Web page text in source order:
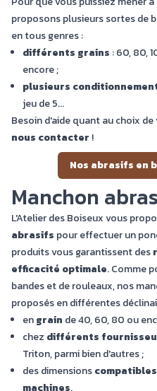
proposons plusieurs sortes de
en tous genres :
différents grains : 60, 80,
encore ;
plusieurs
jeu de 5...
Besoin d'aide quant au choix
nous contacter !
Nos abrasifs en
Manchon
L'Atelier des Boiseux vous
abrasifs pour effectuer un
produits vous garantissent des
efficacité optimale. Comme
bandes et de rouleaux, nos
proposés en différentes
engrain de 40, 60, 80 ou
chez différents
Triton, parmi bien d'autres ;
des dimensions